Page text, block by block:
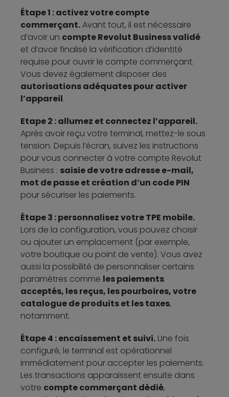
Étape 1 : activez votre compte
commerçant.Avant tout, il est nécessaire
d’avoir un compte Revolut Business validé
et d’avoir finalisé la vérification d’identité
requise pour ouvrir le compte commerçant.
Vous devez également disposer des
autorisations adéquates pour activer
l’appareil.
Etape 2 : allumez et connectez l’appareil.
Après avoir reçu votre terminal, mettez-le sous
tension. Depuis l’écran, suivez les instructions
pour vous connecter à votre compte Revolut
Business : saisie de votre adresse e-mail,
mot de passe et création d’un code PIN
pour sécuriser les paiements.
Étape 3 : personnalisez votre TPE mobile.
Lors de la configuration, vous pouvez choisir
ou ajouter un emplacement (par exemple,
votre boutique ou point de vente). Vous avez
aussi la possibilité de personnaliser certains
paramètres comme les paiements
acceptés, les reçus, les pourboires, votre
catalogue de produits et les taxes,
notamment.
Étape 4 : encaissement et suivi. Une fois
configuré, le terminal est opérationnel
immédiatement pour accepter les paiements.
Les transactions apparaissent ensuite dans
votre compte commerçant dédié,